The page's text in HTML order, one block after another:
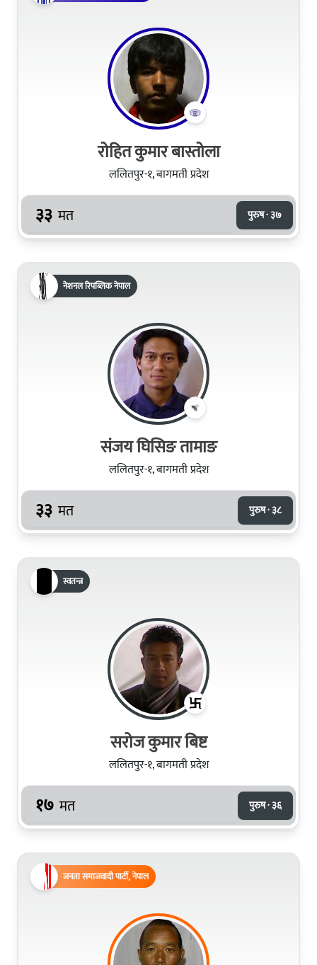
रोहित कुमार बास्तोला
ललितपुर-१, बागमती प्रदेश
३३ मत पुरुष · ३७
नेशनल रिपब्लिक नेपाल
संजय घिसिङ तामाङ
ललितपुर-१, बागमती प्रदेश
३३ मत पुरुष · ३८
स्वतन्त्र
सरोज कुमार बिष्ट
ललितपुर-१, बागमती प्रदेश
१७ मत पुरुष · ३६
जनता समाजवादी पार्टी, नेपाल